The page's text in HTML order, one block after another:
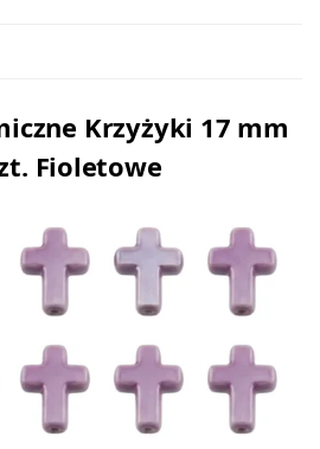
Krzyżyki 17 mm
Fioletowe